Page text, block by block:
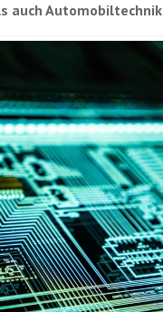
auch Automobiltechnik